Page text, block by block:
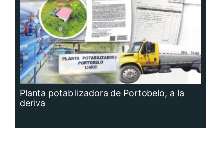
Planta potabilizadora de Portobelo, a la
deriva